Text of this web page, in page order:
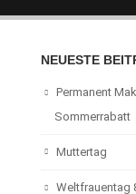
NEUESTE
Permanent
Sommerrabatt
Muttertag
Weltfrauentag